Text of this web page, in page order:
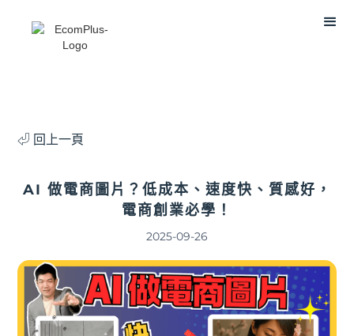
⏎ 回上一頁
AI 做電商圖片？低成本、速度快、質感好，
電商創業必學！
2025-09-26